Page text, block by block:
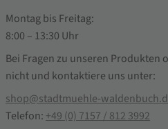
Montag bis Freitag:
8:00 – 13:30 Uhr
Bei Fragen zu unseren Produkten
nicht und kontaktiere uns unter:
shop@stadtmuehle-
Telefon:+49 (0) 7157 / 812 3992